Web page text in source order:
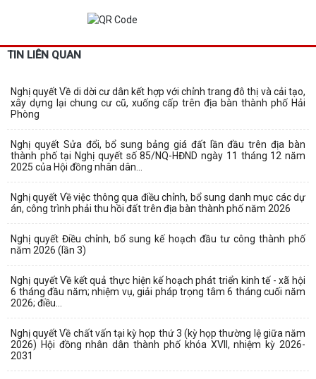
TIN LIÊN QUAN
Nghị quyết Về di dời cư dân kết hợp với chỉnh trang đô thị và cải tạo,
xây dựng lại chung cư cũ, xuống cấp trên địa bàn thành phố Hải
Phòng
Nghị quyết Sửa đổi, bổ sung bảng giá đất lần đầu trên địa bàn
thành phố tại Nghị quyết số 85/NQ-HĐND ngày 11 tháng 12 năm
2025 của Hội đồng nhân dân...
Nghị quyết Về việc thông qua điều chỉnh, bổ sung danh mục các dự
án, công trình phải thu hồi đất trên địa bàn thành phố năm 2026
Nghị quyết Điều chỉnh, bổ sung kế hoạch đầu tư công thành phố
năm 2026 (lần 3)
Nghị quyết Về kết quả thực hiện kế hoạch phát triển kinh tế - xã hội
6 tháng đầu năm; nhiệm vụ, giải pháp trọng tâm 6 tháng cuối năm
2026; điều...
Nghị quyết Về chất vấn tại kỳ họp thứ 3 (kỳ họp thường lệ giữa năm
2026) Hội đồng nhân dân thành phố khóa XVII, nhiệm kỳ 2026-
2031